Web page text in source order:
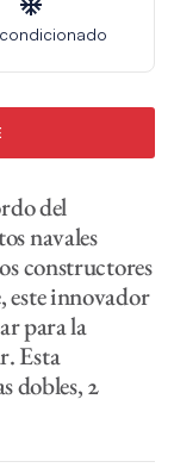
del
navales
constructores
este innovador
para la
Esta
dobles, 2